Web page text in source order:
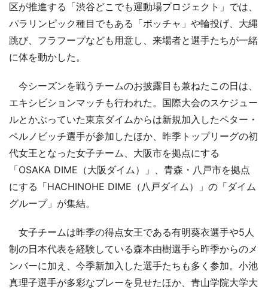
区が推進する「渋谷どこでも運動場プロジェクト」では、
パラリンピック種目でもある「ボッチャ」や輪投げ、大縄
跳び、フラフープなども用意し、来場者と選手たちが一緒
に体を動かした。
今シーズンを戦うチームのお披露目も兼ねたこの日は、
エキシビションマッチも行われた。国際大会のスケジュー
ルとかぶっていた東京ダイムからは新規加入したペター・
ペルノビッチ選手が参加したほか、昨季トップリーグの初
代女王となった女子チーム、大阪市を拠点にする
「OSAKA DIME（大阪ダイム）」、青森・八戸市を拠点
にする「HACHINOHE DIME（八戸ダイム）」の「ダイム
グループ」が集結。
女子チームは昨季の得点女王である有明葵衣選手や5人
制の日本代表を経験している森本由樹選手ら昨季からのメ
ンバーに加え、今季新加入した選手たちも多く参加。小池
真理子選手が多彩なプレーを見せたほか、青山学院大学大